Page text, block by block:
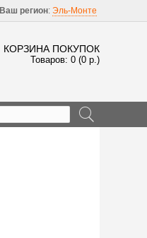
Ваш регион: Эль-Монте
КОРЗИНА ПОКУПОК
Товаров: 0 (0 р.)